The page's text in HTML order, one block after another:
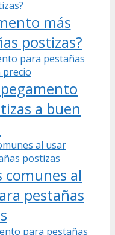
más
postizas?
a buen
comunes al
pestañas